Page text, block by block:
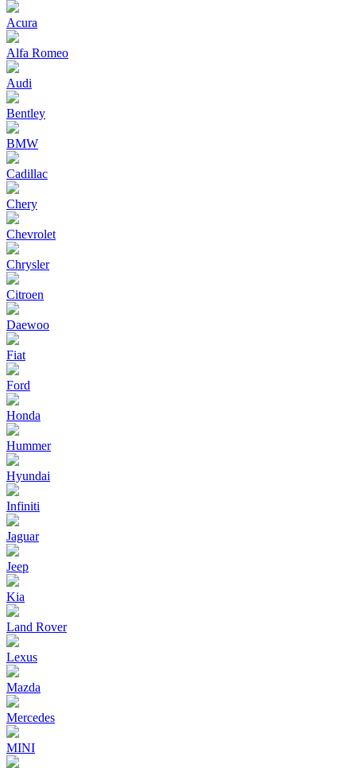
Acura
Alfa Romeo
Audi
Bentley
BMW
Cadillac
Chery
Chevrolet
Chrysler
Citroen
Daewoo
Fiat
Ford
Honda
Hummer
Hyundai
Infiniti
Jaguar
Jeep
Kia
Land Rover
Lexus
Mazda
Mercedes
MINI